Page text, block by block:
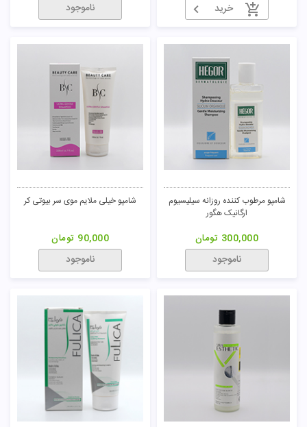
خرید
ناموجود
شامپو مرطوب کننده روزانه سیلیسیوم
ارگانیک هگور
300,000 تومان
ناموجود
شامپو خیلی ملایم موی سر بیوتی کر
90,000 تومان
ناموجود